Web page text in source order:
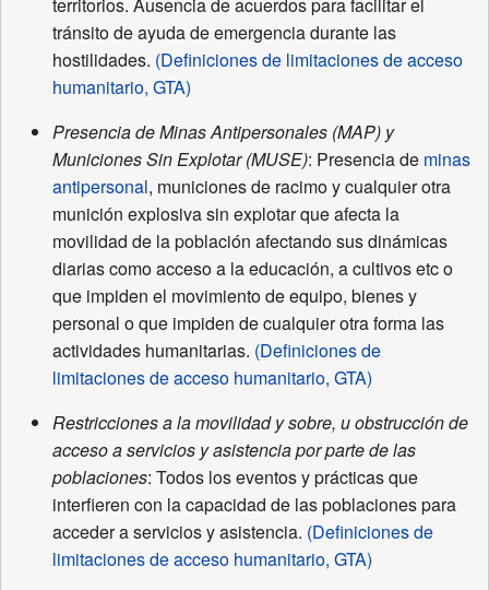
territorios. Ausencia de acuerdos para facilitar el
tránsito de ayuda de emergencia durante las
hostilidades. (Definiciones de limitaciones de acceso
humanitario, GTA)
Presencia de Minas Antipersonales (MAP) y
Municiones Sin Explotar (MUSE): Presencia de minas
antipersonal, municiones de racimo y cualquier otra
munición explosiva sin explotar que afecta la
movilidad de la población afectando sus dinámicas
diarias como acceso a la educación, a cultivos etc o
que impiden el movimiento de equipo, bienes y
personal o que impiden de cualquier otra forma las
actividades humanitarias. (Definiciones de
limitaciones de acceso humanitario, GTA)
Restricciones a la movilidad y sobre, u obstrucción de
acceso a servicios y asistencia por parte de las
poblaciones: Todos los eventos y prácticas que
interfieren con la capacidad de las poblaciones para
acceder a servicios y asistencia. (Definiciones de
limitaciones de acceso humanitario, GTA)